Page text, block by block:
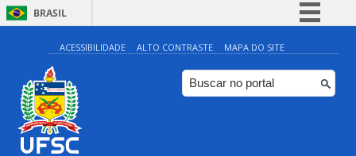
BRASIL
Simplifique!
Comunica BR
Participe
ACESSIBILIDADE ALTO CONTRASTE MAPA DO SITE